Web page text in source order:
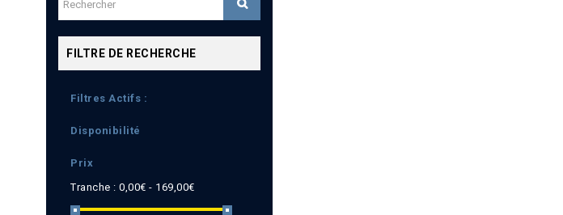
FILTRE DE RECHERCHE
Filtres Actifs :
Disponibilité
Prix
Tranche : 0,00€ - 169,00€